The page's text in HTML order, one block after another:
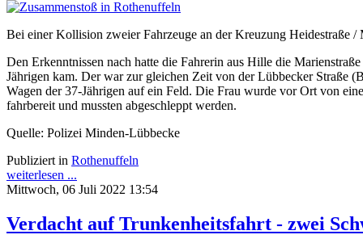
Bei einer Kollision zweier Fahrzeuge an der Kreuzung Heidestraße
Den Erkenntnissen nach hatte die Fahrerin aus Hille die
Jährigen kam. Der war zur gleichen Zeit von der Lübbecker Straße
Wagen der 37-Jährigen auf ein Feld. Die Frau wurde vor Ort von
fahrbereit und mussten abgeschleppt werden.
Quelle: Polizei Minden-Lübbecke
Publiziert in Rothenuffeln
weiterlesen ...
Mittwoch, 06 Juli 2022 13:54
Verdacht auf Trunkenheitsfahrt - zwei